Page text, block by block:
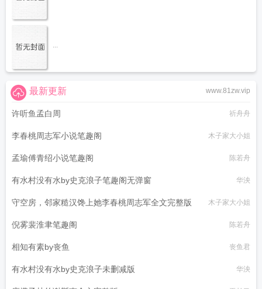
...
www.81zw.vip
最新更新
许听鱼孟白周 祈舟舟
李春桃周志军小说笔趣阁 木子家大小姐
孟瑜傅青绍小说笔趣阁 陈若舟
有水村没有水by史克浪子笔趣阁无弹窗 华泱
守空房，邻家糙汉馋上她李春桃周志军全文完整版 木子家大小姐
倪雾裴淮聿笔趣阁 陈若舟
相知有素by丧鱼 丧鱼君
有水村没有水by史克浪子未删减版 华泱